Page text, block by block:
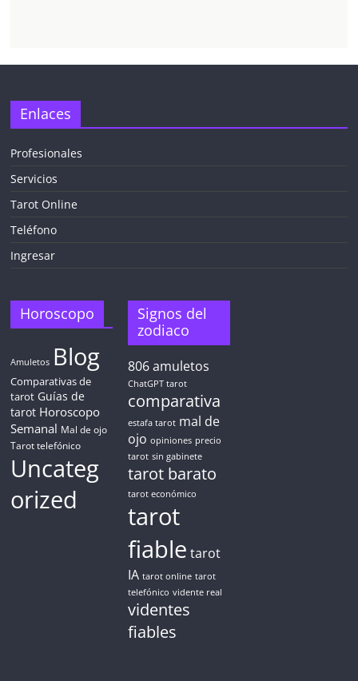
Enlaces
Profesionales
Servicios
Tarot Online
Teléfono
Ingresar
Horoscopo
Amuletos Blog
Comparativas de
tarot Guías de
tarot Horoscopo
Semanal Mal de ojo
Tarot telefónico
Uncateg
orized
Signos del
zodiaco
806amuletos
ChatGPT tarot
comparativa
estafa tarot mal de
ojo opiniones precio
tarot sin gabinete
tarot barato
tarot económico
tarot
fiable tarot
IA tarot online tarot
telefónico vidente real
videntes
fiables